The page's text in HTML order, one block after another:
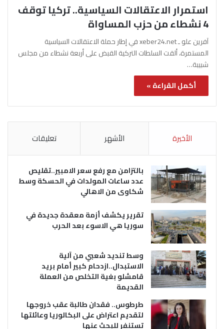
استمرار الاعتقالات السياسية.. تركيا توقف
4 نشطاء من حزب المساواة
آفرين علو ـ xeber24.net في إطار حملة الاعتقالات السياسية
المستمرة، ألقت السلطات التركية القبض على أربعة نشطاء من مجلس
شبيبة…
أكمل القراءة »
الأخيرة الأشهر تعليقات
بالتزامن مع رفع سعر الامبير..تقليص
عدد ساعات المولدات في الحسكة وسط
شكاوى من الاهالي
تقرير يكشف أزمة معقدة جديدة في
سوريا هي الاسوء بعد الحرب
وسط تنديد شعبي من آلية
الاستبدال..ازدحام كبير أمام بريد
قامشلو بغية التخلص من العملة
القديمة
طرطوس.. فقدان طالبة عقب خروجها
لتقديم اعتراض على البكالوريا وعائلتها
تستنفر للبحث عنها